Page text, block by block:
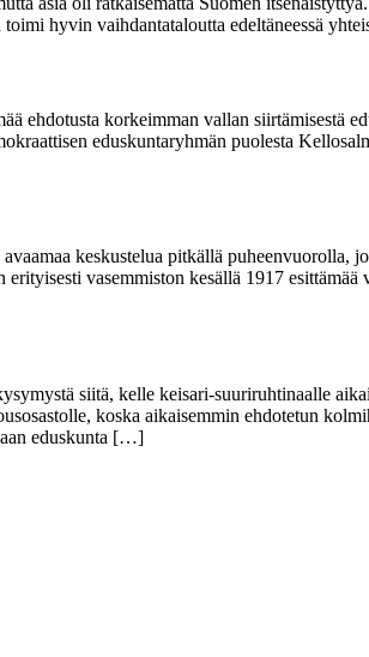
hyvin vaihdantataloutta edeltäneessä
ehdotusta korkeimman vallan siirtämisestä
eduskuntaryhmän puolesta
keskustelua pitkällä puheenvuorolla,
vasemmiston kesällä 1917 esittämää
siitä, kelle keisari-suuriruhtinaalle
koska aikaisemmin ehdotetun
eduskunta […]